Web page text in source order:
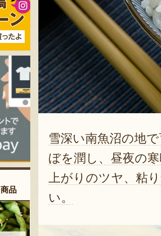
雪深い南魚沼の地
ぼを潤し、昼夜の
上がりのツヤ、粘
い。
商品